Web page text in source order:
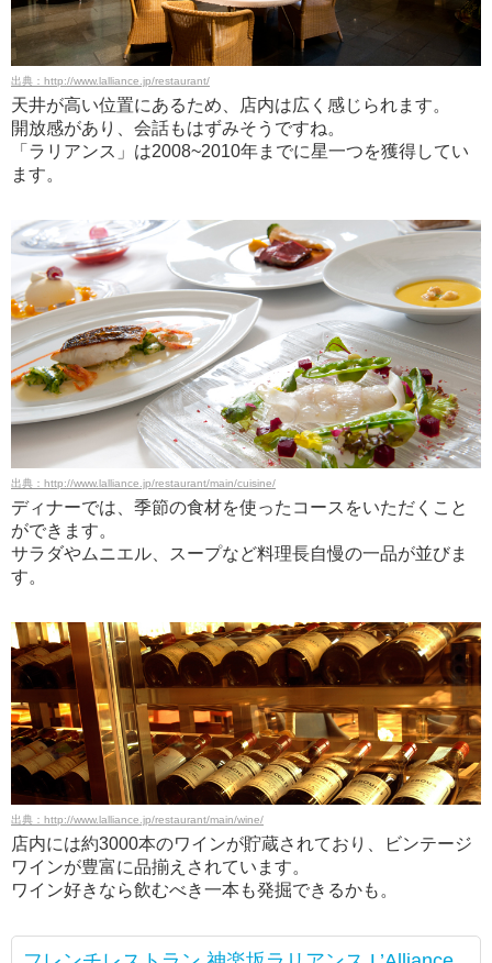
出典：http://www.lalliance.jp/restaurant/
天井が高い位置にあるため、店内は広く感じられます。
開放感があり、会話もはずみそうですね。
「ラリアンス」は2008~2010年までに星一つを獲得してい
ます。
出典：http://www.lalliance.jp/restaurant/main/cuisine/
ディナーでは、季節の食材を使ったコースをいただくこと
ができます。
サラダやムニエル、スープなど料理長自慢の一品が並びま
す。
出典：http://www.lalliance.jp/restaurant/main/wine/
店内には約3000本のワインが貯蔵されており、ビンテージ
ワインが豊富に品揃えされています。
ワイン好きなら飲むべき一本も発掘できるかも。